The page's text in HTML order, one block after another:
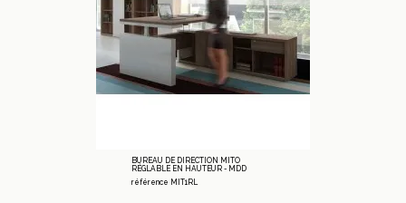
BUREAU DE DIRECTION MITO
RÉGLABLE EN HAUTEUR - MDD
référence MIT1RL